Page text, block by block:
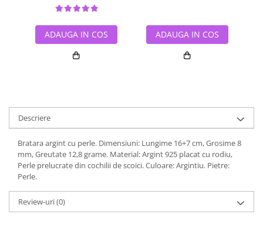
ADAUGA IN COS ADAUGA IN COS
Descriere
Bratara argint cu perle. Dimensiuni: Lungime 16+7 cm, Grosime 8
mm, Greutate 12,8 grame. Material: Argint 925 placat cu rodiu,
Perle prelucrate din cochilii de scoici. Culoare: Argintiu. Pietre:
Perle.
Review-uri(0)